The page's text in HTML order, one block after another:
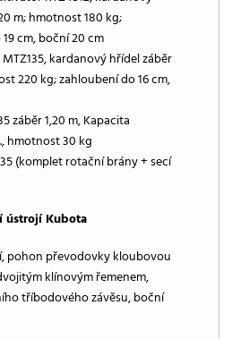
m; hmotnost 180 kg;
cm, boční 20 cm
kardanový hřídel záběr
220 kg; zahloubení do 16 cm,
záběr 1,20 m, Kapacita
hmotnost 30 kg
(komplet rotační brány + secí
ústrojí Kubota
pohon převodovky kloubovou
klínovým řemenem,
tříbodového závěsu, boční